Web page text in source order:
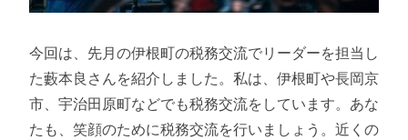
今回は、先月の伊根町の税務交流でリーダーを担当し
た藪本良さんを紹介しました。私は、伊根町や長岡京
市、宇治田原町などでも税務交流をしています。あな
たも、笑顔のために税務交流を行いましょう。近くの